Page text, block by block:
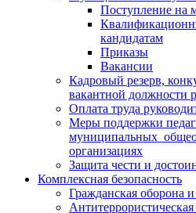
Поступление на
кандидатам
Приказы
Вакансии
Кадровый резерв,
вакантной должности
Оплата труда
Меры поддержки
муниципальных
организациях
Защита чести и
Комплексная безопасность
Гражданская оборона
Антитеррористическая